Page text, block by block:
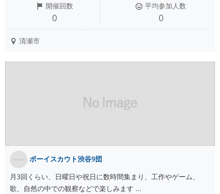
開催回数
0
平均参加人数
0
清瀬市
ボーイスカウト渋谷9団
月3回くらい、日曜日や祝日に数時間集まり、工作やゲーム、
歌、自然の中での観察などで楽しみます ...